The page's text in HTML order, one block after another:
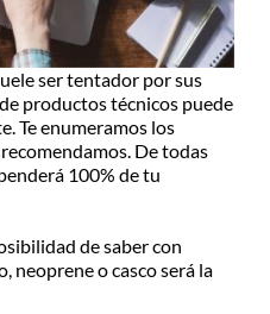
ser tentador por sus
productos técnicos puede
Te enumeramos los
De todas
100% de tu
de saber con
neoprene o casco será la